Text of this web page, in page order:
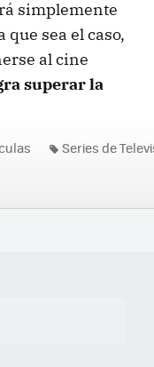
simplemente
sea el caso,
al cine
superar la
Series de